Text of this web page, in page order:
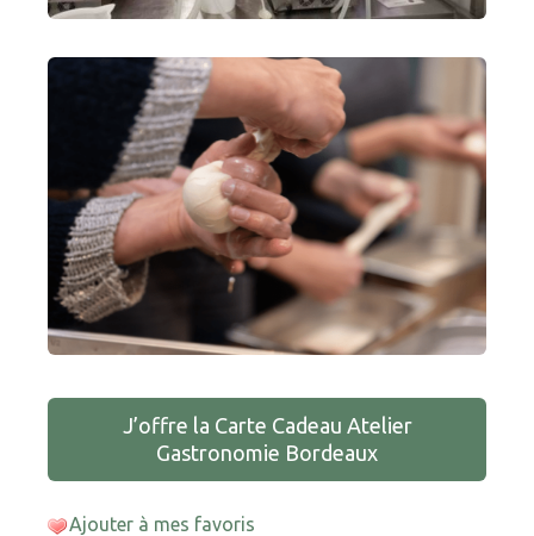
J’offre la Carte Cadeau Atelier
Gastronomie Bordeaux
Ajouter à mes favoris